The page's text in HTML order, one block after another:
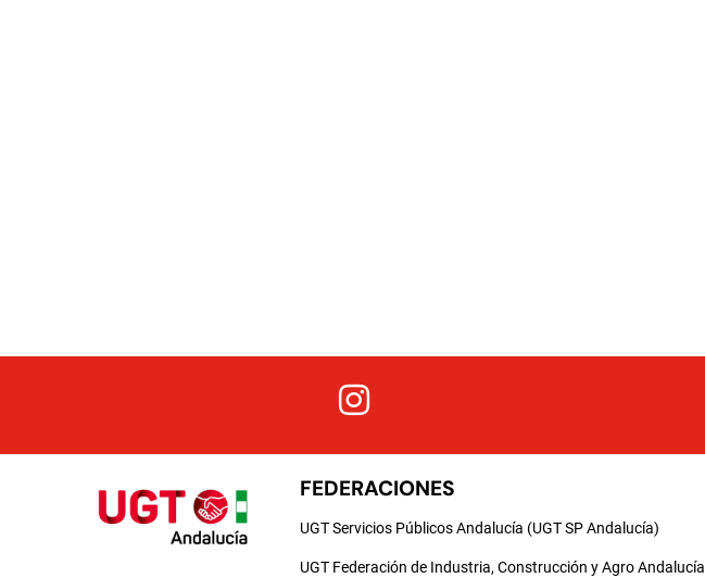
FEDERACIONES
UGT Servicios Públicos Andalucía (UGT SP Andalucía)
UGT Federación de Industria, Construcción y Agro Andalucía